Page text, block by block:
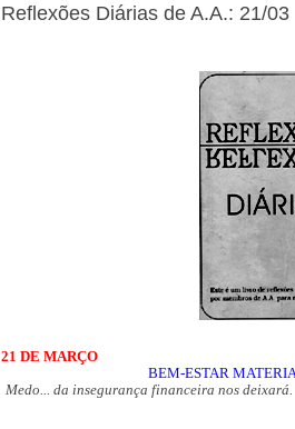
Reflexões Diárias de A.A.: 21/03
21 DE MARÇO
BEM-ESTAR
Medo... da insegurança financeira nos deixará.